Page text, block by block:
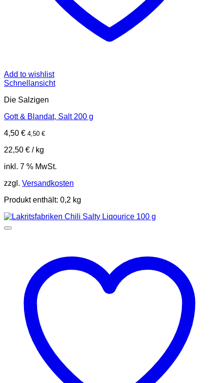
Add to wishlist
Schnellansicht
Die Salzigen
Gott & Blandat, Salt 200 g
4,50 € 4,50 €
22,50 € / kg
inkl. 7 % MwSt.
zzgl. Versandkosten
Produkt enthält: 0,2 kg